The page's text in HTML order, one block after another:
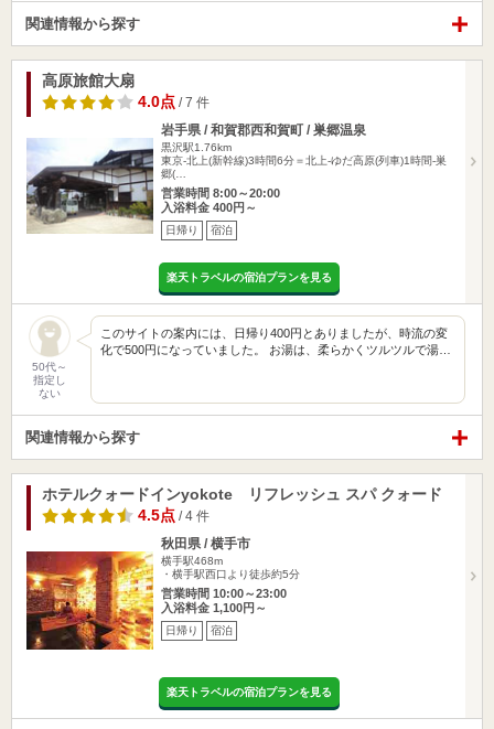
関連情報から探す
高原旅館大扇
4.0点 / 7 件
岩手県 / 和賀郡西和賀町 / 巣郷温泉
黒沢駅1.76km
東京-北上(新幹線)3時間6分＝北上-ゆだ高原(列車)1時間-巣
郷(…
営業時間 8:00～20:00
入浴料金 400円～
日帰り 宿泊
楽天トラベルの宿泊プランを見る
50代～
指定し
ない
このサイトの案内には、日帰り400円とありましたが、時流の変
化で500円になっていました。 お湯は、柔らかくツルツルで湯…
関連情報から探す
ホテルクォードインyokote リフレッシュ スパ クォード
4.5点 / 4 件
秋田県 / 横手市
横手駅468m
・横手駅西口より徒歩約5分
営業時間 10:00～23:00
入浴料金 1,100円～
日帰り 宿泊
楽天トラベルの宿泊プランを見る